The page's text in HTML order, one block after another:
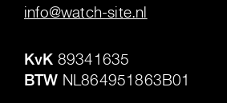
info@watch-site.nl
KvK 89341635
BTW NL864951863B01